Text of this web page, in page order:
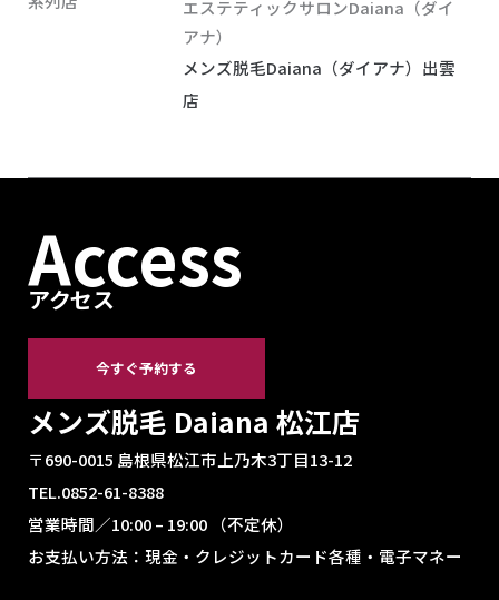
エステティックサロンDaiana（ダイ
アナ）
メンズ脱毛Daiana（ダイアナ）出雲
店
Access
アクセス
今すぐ予約する
メンズ脱毛 Daiana 松江店
〒690-0015 島根県松江市上乃木3丁目13-12
TEL.0852-61-8388
営業時間／10:00 – 19:00 （不定休）
お支払い方法：現金・クレジットカード各種・電子マネー